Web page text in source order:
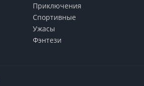
Приключения
Cпортивные
Ужасы
Фэнтези